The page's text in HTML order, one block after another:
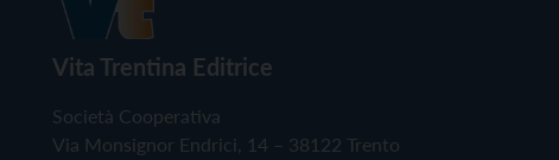
Vita Trentina Editrice
Società Cooperativa
Via Monsignor Endrici, 14 – 38122 Trento